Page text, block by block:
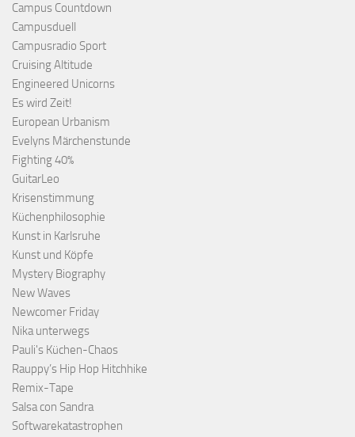
Campus Countdown
Campusduell
Campusradio Sport
Cruising Altitude
Engineered Unicorns
Es wird Zeit!
European Urbanism
Evelyns Märchenstunde
Fighting 40%
GuitarLeo
Krisenstimmung
Küchenphilosophie
Kunst in Karlsruhe
Kunst und Köpfe
Mystery Biography
New Waves
Newcomer Friday
Nika unterwegs
Pauli's Küchen-Chaos
Rauppy’s Hip Hop Hitchhike
Remix-Tape
Salsa con Sandra
Softwarekatastrophen